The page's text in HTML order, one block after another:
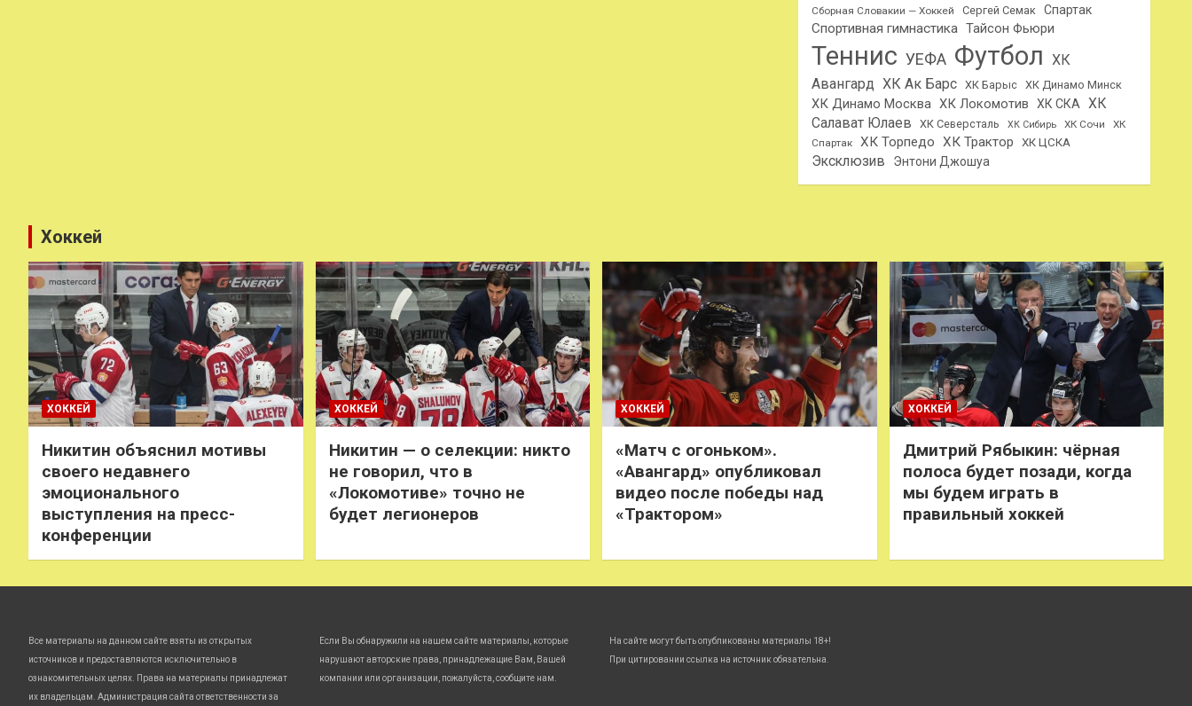
Сборная Словакии — Хоккей Сергей Семак Спартак
Спортивная гимнастика Тайсон Фьюри
Теннис УЕФА Футбол ХК
Авангард ХК Ак Барс ХК Барыс ХК Динамо Минск
ХК Динамо Москва ХК Локомотив ХК СКА
ХК
Салават Юлаев
ХК Северсталь ХК Сибирь ХК Сочи
ХК
Спартак
ХК Торпедо ХК Трактор ХК ЦСКА
Эксклюзив Энтони Джошуа
Хоккей
ХОККЕЙ
Никитин объяснил мотивы
своего недавнего
эмоционального
выступления на пресс-
конференции
ХОККЕЙ
Никитин — о селекции: никто
не говорил, что в
«Локомотиве» точно не
будет легионеров
ХОККЕЙ
«Матч с огоньком».
«Авангард» опубликовал
видео после победы над
«Трактором»
ХОККЕЙ
Дмитрий Рябыкин: чёрная
полоса будет позади, когда
мы будем играть в
правильный хоккей
Все материалы на данном сайте взяты из открытых
источников и предоставляются исключительно в
ознакомительных целях. Права на материалы принадлежат
их владельцам. Администрация сайта ответственности за
Если Вы обнаружили на нашем сайте материалы, которые
нарушают авторские права, принадлежащие Вам, Вашей
компании или организации, пожалуйста, сообщите нам.
На сайте могут быть опубликованы материалы 18+!
При цитировании ссылка на источник обязательна.